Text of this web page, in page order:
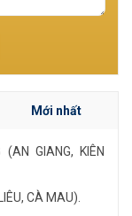
Mới nhất
GIANG, KIÊN
CÀ MAU).